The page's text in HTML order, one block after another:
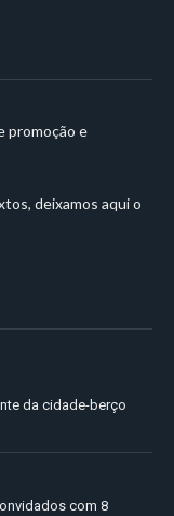
promoção e
deixamos aqui o
da cidade-berço
com 8